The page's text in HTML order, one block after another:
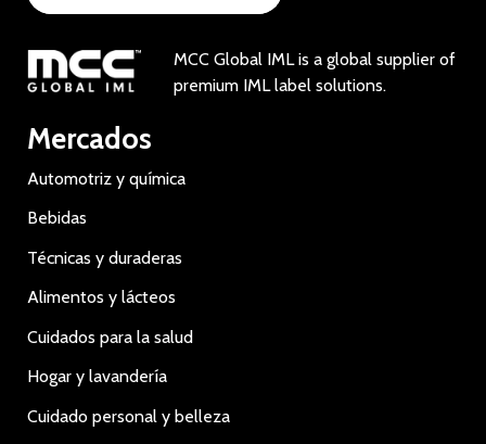
MCC Global IML is a global supplier of
premium IML label solutions.
Mercados
Automotriz y química
Bebidas
Técnicas y duraderas
Alimentos y lácteos
Cuidados para la salud
Hogar y lavandería
Cuidado personal y belleza